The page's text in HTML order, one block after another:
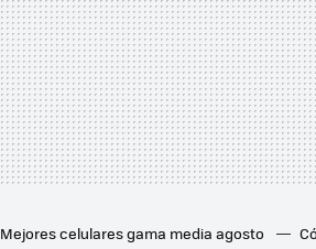
Mejores celulares gama media agosto